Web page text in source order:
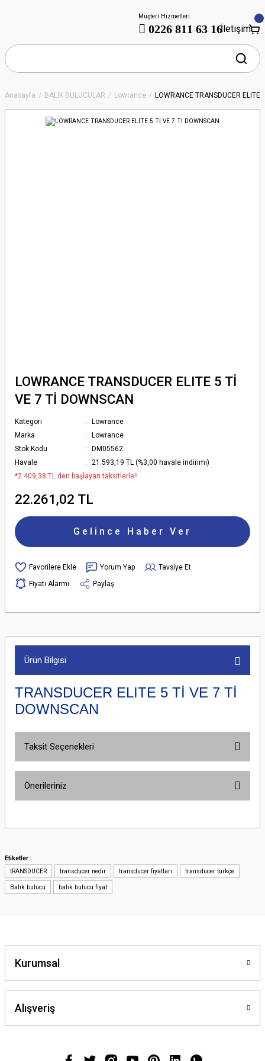
Müşteri Hizmetleri
0226 811 63 16İletişim
Anasayfa BALIK BULUCULAR Lowrance LOWRANCE TRANSDUCER ELITE
LOWRANCE TRANSDUCER ELITE 5 Tİ
VE 7 Tİ DOWNSCAN
Kategori
Lowrance
Marka
Lowrance
Stok Kodu
DM05562
Havale
21.593,19 TL (%3,00 havale indirimi)
*2.409,38 TL den başlayan taksitlerle!!
22.261,02 TL
Gelince Haber Ver
Yorum Yap
Tavsiye Et
Fiyatı Alarmı
Paylaş
Ürün Bilgisi
TRANSDUCER ELITE 5 Tİ VE 7 Tİ
DOWNSCAN
Taksit Seçenekleri
Önerileriniz
yetersiz gördüğünüz noktaları öneri formunu kullanarak tarafımıza
Ürün resmi kalitesiz, bozuk veya görüntülenemiyor.
Ürün açıklamasında eksik bilgiler bulunuyor.
Bu ürüne benzer farklı alternatifler olmalı.
Etiketler :
tRANSDUCER
transducer nedir transducer fiyatları transducer türkçe
Balık bulucu balık bulucu fiyat
Kurumsal
Alışveriş